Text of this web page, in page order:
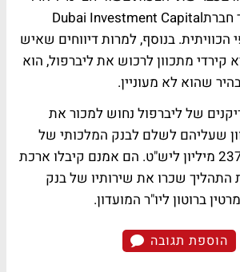
ליש"ט, שנעשו מצד חברתDubai Investment Capital
בנוסף, למרות דיווחים שאיש
קירדי מתכוון לרכוש את ליברפול, הוא
שהוא לא מעוניין.
של ליברפול נחוש למכור את
שעליהם לשלם לבנק המלכותי של
סקוטלנד חוב בסך 237 מיליון ליש"ט. הם אמנם קיבלו ארכת
התהליך שכרו את שירותיו של בנק
ברוטון ליו"ר המועדון.
הוספת תגובה